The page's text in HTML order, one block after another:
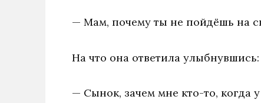
— Мам, почему ты не пойдёшь на
На что она ответила улыбнувшись:
— Сынок, зачем мне кто-то, когда